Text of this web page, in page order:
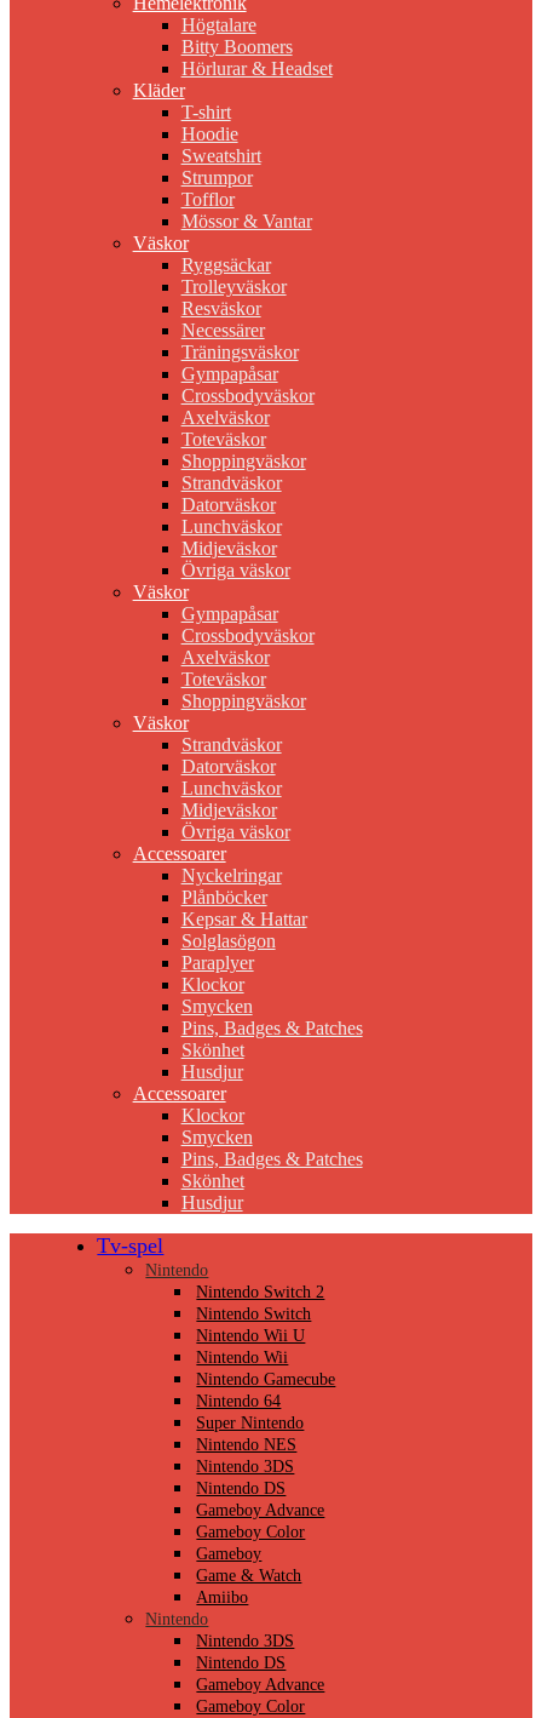
Högtalare
Bitty Boomers
Hörlurar & Headset
Kläder
T-shirt
Hoodie
Sweatshirt
Strumpor
Tofflor
Mössor & Vantar
Väskor
Ryggsäckar
Trolleyväskor
Resväskor
Necessärer
Träningsväskor
Gympapåsar
Crossbodyväskor
Axelväskor
Toteväskor
Shoppingväskor
Strandväskor
Datorväskor
Lunchväskor
Midjeväskor
Övriga väskor
Väskor
Gympapåsar
Crossbodyväskor
Axelväskor
Toteväskor
Shoppingväskor
Väskor
Strandväskor
Datorväskor
Lunchväskor
Midjeväskor
Övriga väskor
Accessoarer
Nyckelringar
Plånböcker
Kepsar & Hattar
Solglasögon
Paraplyer
Klockor
Smycken
Pins, Badges & Patches
Skönhet
Husdjur
Accessoarer
Klockor
Smycken
Pins, Badges & Patches
Skönhet
Husdjur
Tv-spel
Nintendo
Nintendo Switch 2
Nintendo Switch
Nintendo Wii U
Nintendo Wii
Nintendo Gamecube
Nintendo 64
Super Nintendo
Nintendo NES
Nintendo 3DS
Nintendo DS
Gameboy Advance
Gameboy Color
Gameboy
Game & Watch
Amiibo
Nintendo
Nintendo 3DS
Nintendo DS
Gameboy Advance
Gameboy Color